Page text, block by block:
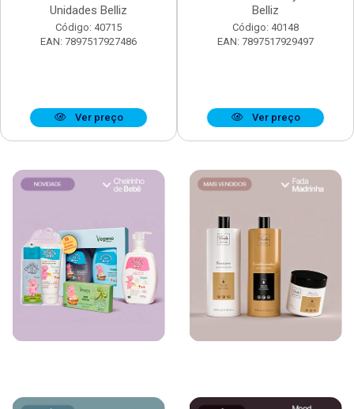
Unidades Belliz
Código: 40715
EAN: 7897517927486
Ver preço
Belliz
Código: 40148
EAN: 7897517929497
Ver preço